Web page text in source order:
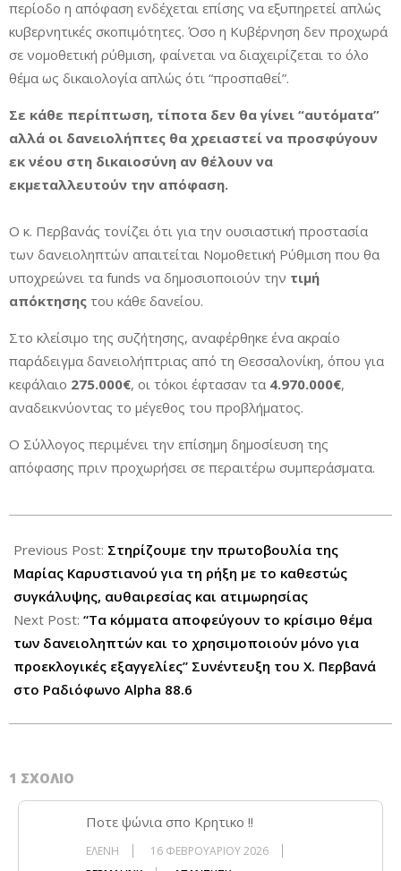
περίοδο η απόφαση ενδέχεται επίσης να εξυπηρετεί απλώς
κυβερνητικές σκοπιμότητες. Όσο η Κυβέρνηση δεν προχωρά
σε νομοθετική ρύθμιση, φαίνεται να διαχειρίζεται το όλο
θέμα ως δικαιολογία απλώς ότι “προσπαθεί”.
Σε κάθε περίπτωση, τίποτα δεν θα γίνει “αυτόματα”
αλλά οι δανειολήπτες θα χρειαστεί να προσφύγουν
εκ νέου στη δικαιοσύνη αν θέλουν να
εκμεταλλευτούν την απόφαση.
Ο κ. Περβανάς τονίζει ότι για την ουσιαστική προστασία
των δανειοληπτών απαιτείται Νομοθετική Ρύθμιση που θα
υποχρεώνει τα funds να δημοσιοποιούν την τιμή
απόκτησης του κάθε δανείου.
Στο κλείσιμο της συζήτησης, αναφέρθηκε ένα ακραίο
παράδειγμα δανειολήπτριας από τη Θεσσαλονίκη, όπου για
κεφάλαιο 275.000€, οι τόκοι έφτασαν τα 4.970.000€,
αναδεικνύοντας το μέγεθος του προβλήματος.
Ο Σύλλογος περιμένει την επίσημη δημοσίευση της
απόφασης πριν προχωρήσει σε περαιτέρω συμπεράσματα.
02-
12
Previous Post: Στηρίζουμε την πρωτοβουλία της
Μαρίας Καρυστιανού για τη ρήξη με το καθεστώς
συγκάλυψης, αυθαιρεσίας και ατιμωρησίας
Next Post: “Τα κόμματα αποφεύγουν το κρίσιμο θέμα
των δανειοληπτών και το χρησιμοποιούν μόνο για
προεκλογικές εξαγγελίες” Συνέντευξη του Χ. Περβανά
στο Ραδιόφωνο Alpha 88.6
1 ΣΧΌΛΙΟ
Ποτε ψώνια σπο Κρητικο !!
ΕΛΕΝΗ
16 ΦΕΒΡΟΥΑΡΊΟΥ 2026